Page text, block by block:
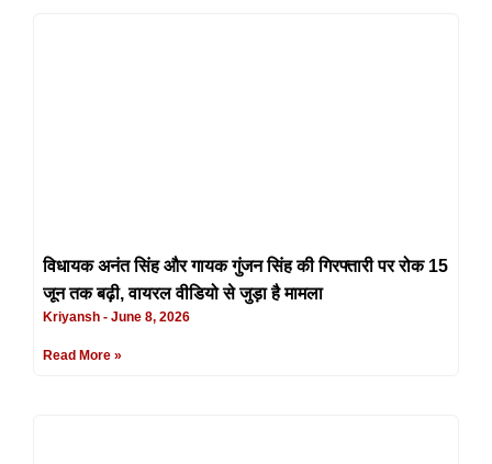
विधायक अनंत सिंह और गायक गुंजन सिंह की गिरफ्तारी पर रोक 15
जून तक बढ़ी, वायरल वीडियो से जुड़ा है मामला
Kriyansh June 8, 2026
Read More »